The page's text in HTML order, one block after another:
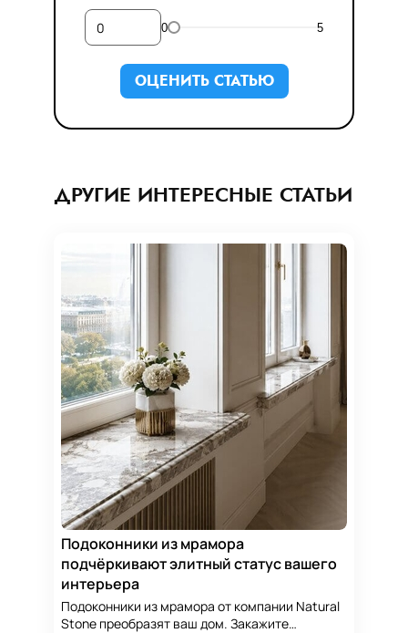
0 5
ОЦЕНИТЬ СТАТЬЮ
ДРУГИЕ ИНТЕРЕСНЫЕ СТАТЬИ
Подоконники из мрамора
подчёркивают элитный статус вашего
интерьера
Подоконники из мрамора от компании Natural
Stone преобразят ваш дом. Закажите